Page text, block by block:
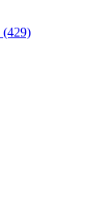
(429)